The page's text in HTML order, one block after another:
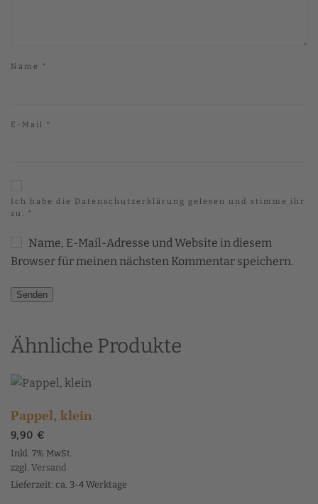
Name *
E-Mail *
Ich habe die Datenschutzerklärung gelesen und stimme ihr
zu. *
Name, E-Mail-Adresse und Website in diesem
Browser für meinen nächsten Kommentar speichern.
Ähnliche Produkte
Pappel, klein
9,90 €
Inkl. 7% MwSt.
zzgl. Versand
Lieferzeit: ca. 3-4 Werktage